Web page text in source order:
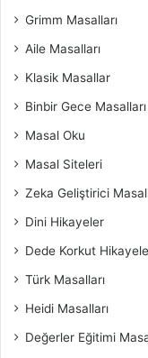
Grimm Masalları
Aile Masalları
Klasik Masallar
Binbir Gece Masalları
Masal Oku
Masal Siteleri
Zeka Geliştirici
Dini Hikayeler
Dede Korkut
Türk Masalları
Heidi Masalları
Değerler Eğitimi